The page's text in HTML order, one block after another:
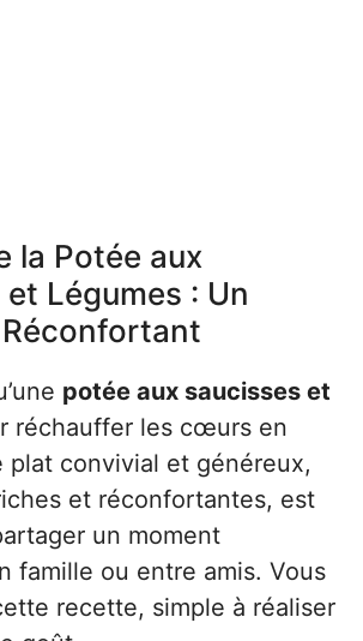
la Potée aux
Légumes : Un
potée aux saucisses et
réchauffer les cœurs en
plat convivial et généreux,
et réconfortantes, est
un moment
famille ou entre amis. Vous
recette, simple à réaliser